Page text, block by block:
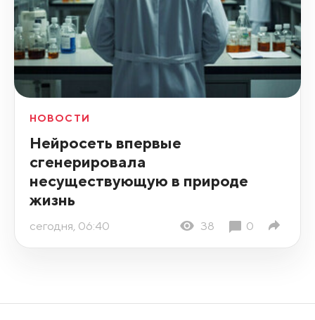
НОВОСТИ
Нейросеть впервые
сгенерировала
несуществующую в природе
жизнь
сегодня, 06:40 38 0